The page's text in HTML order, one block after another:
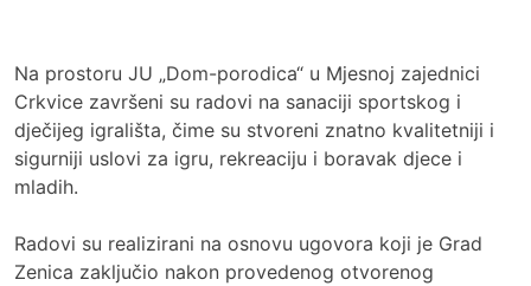
Na prostoru JU „Dom-porodica“ u Mjesnoj zajednici
Crkvice završeni su radovi na sanaciji sportskog i
dječijeg igrališta, čime su stvoreni znatno kvalitetniji i
sigurniji uslovi za igru, rekreaciju i boravak djece i
mladih.
Radovi su realizirani na osnovu ugovora koji je Grad
Zenica zaključio nakon provedenog otvorenog